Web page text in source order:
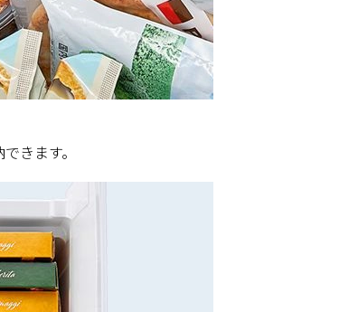
きます。